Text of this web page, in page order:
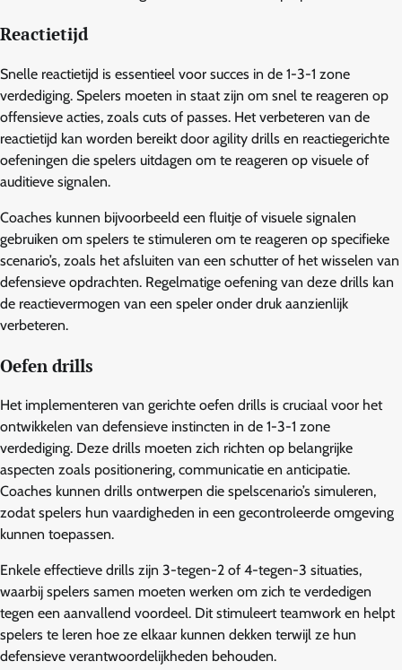
Reactietijd
Snelle reactietijd is essentieel voor succes in de 1-3-1 zone
verdediging. Spelers moeten in staat zijn om snel te reageren op
offensieve acties, zoals cuts of passes. Het verbeteren van de
reactietijd kan worden bereikt door agility drills en reactiegerichte
oefeningen die spelers uitdagen om te reageren op visuele of
auditieve signalen.
Coaches kunnen bijvoorbeeld een fluitje of visuele signalen
gebruiken om spelers te stimuleren om te reageren op specifieke
scenario’s, zoals het afsluiten van een schutter of het wisselen van
defensieve opdrachten. Regelmatige oefening van deze drills kan
de reactievermogen van een speler onder druk aanzienlijk
verbeteren.
Oefen drills
Het implementeren van gerichte oefen drills is cruciaal voor het
ontwikkelen van defensieve instincten in de 1-3-1 zone
verdediging. Deze drills moeten zich richten op belangrijke
aspecten zoals positionering, communicatie en anticipatie.
Coaches kunnen drills ontwerpen die spelscenario’s simuleren,
zodat spelers hun vaardigheden in een gecontroleerde omgeving
kunnen toepassen.
Enkele effectieve drills zijn 3-tegen-2 of 4-tegen-3 situaties,
waarbij spelers samen moeten werken om zich te verdedigen
tegen een aanvallend voordeel. Dit stimuleert teamwork en helpt
spelers te leren hoe ze elkaar kunnen dekken terwijl ze hun
defensieve verantwoordelijkheden behouden.